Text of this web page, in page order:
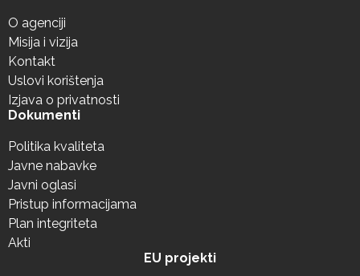
O agenciji
Misija i vizija
Kontakt
Uslovi korištenja
Izjava o privatnosti
Dokumenti
Politika kvaliteta
Javne nabavke
Javni oglasi
Pristup informacijama
Plan integriteta
Akti
EU projekti